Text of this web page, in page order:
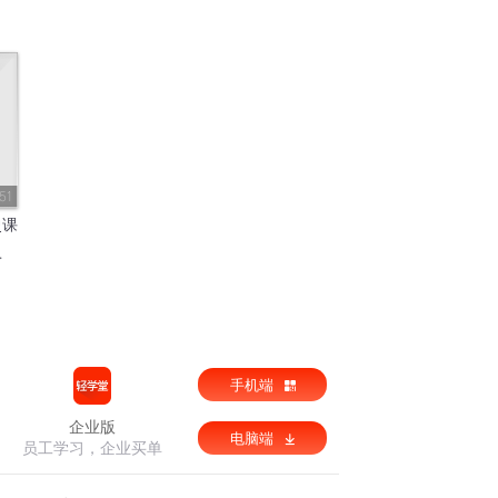
企业版
员工学习，企业买单
手机端
电脑端